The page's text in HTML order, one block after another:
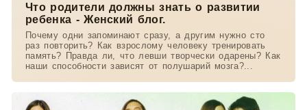
Что родители должны знать о развитии
ребенка - Женский блог.
Почему одни запоминают сразу, а другим нужно сто
раз повторить? Как взрослому человеку тренировать
память? Правда ли, что левши творчески одарены? Как
наши способности зависят от полушарий мозга?...